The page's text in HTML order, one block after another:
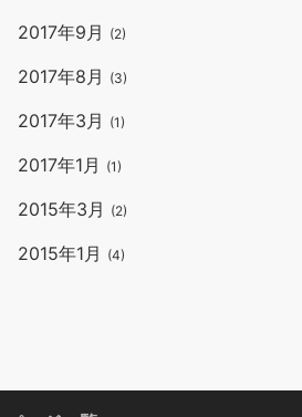
2017年9月 (2)
2017年8月 (3)
2017年3月 (1)
2017年1月 (1)
2015年3月 (2)
2015年1月 (4)